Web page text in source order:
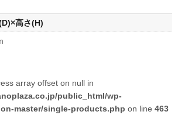
高さ(H)
array offset on null in
public_html/wp-
master/single-products.php on line 463